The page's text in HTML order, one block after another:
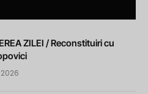
ZILEI / Reconstituiri cu